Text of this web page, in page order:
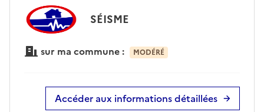
SÉISME
sur ma commune : MODÉRÉ
Accéder aux informations détaillées